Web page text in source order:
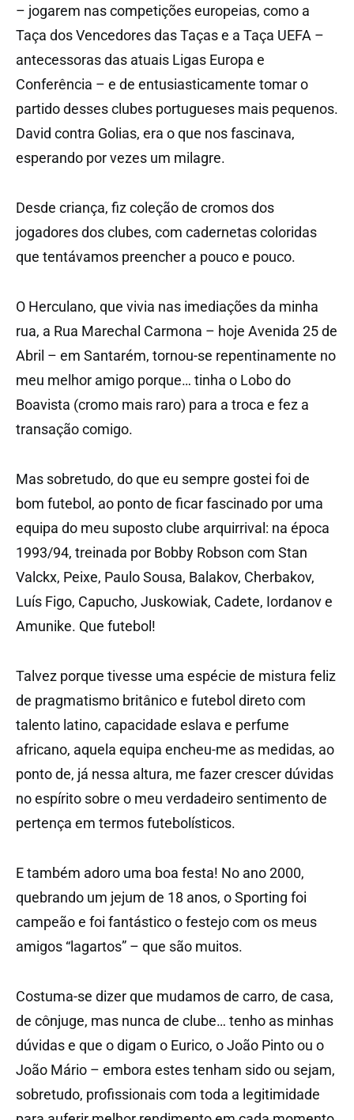
– jogarem nas competições europeias, como a
Taça dos Vencedores das Taças e a Taça UEFA –
antecessoras das atuais Ligas Europa e
Conferência – e de entusiasticamente tomar o
partido desses clubes portugueses mais pequenos.
David contra Golias, era o que nos fascinava,
esperando por vezes um milagre.
Desde criança, fiz coleção de cromos dos
jogadores dos clubes, com cadernetas coloridas
que tentávamos preencher a pouco e pouco.
O Herculano, que vivia nas imediações da minha
rua, a Rua Marechal Carmona – hoje Avenida 25 de
Abril – em Santarém, tornou-se repentinamente no
meu melhor amigo porque… tinha o Lobo do
Boavista (cromo mais raro) para a troca e fez a
transação comigo.
Mas sobretudo, do que eu sempre gostei foi de
bom futebol, ao ponto de ficar fascinado por uma
equipa do meu suposto clube arquirrival: na época
1993/94, treinada por Bobby Robson com Stan
Valckx, Peixe, Paulo Sousa, Balakov, Cherbakov,
Luís Figo, Capucho, Juskowiak, Cadete, Iordanov e
Amunike. Que futebol!
Talvez porque tivesse uma espécie de mistura feliz
de pragmatismo britânico e futebol direto com
talento latino, capacidade eslava e perfume
africano, aquela equipa encheu-me as medidas, ao
ponto de, já nessa altura, me fazer crescer dúvidas
no espírito sobre o meu verdadeiro sentimento de
pertença em termos futebolísticos.
E também adoro uma boa festa! No ano 2000,
quebrando um jejum de 18 anos, o Sporting foi
campeão e foi fantástico o festejo com os meus
amigos “lagartos” – que são muitos.
Costuma-se dizer que mudamos de carro, de casa,
de cônjuge, mas nunca de clube… tenho as minhas
dúvidas e que o digam o Eurico, o João Pinto ou o
João Mário – embora estes tenham sido ou sejam,
sobretudo, profissionais com toda a legitimidade